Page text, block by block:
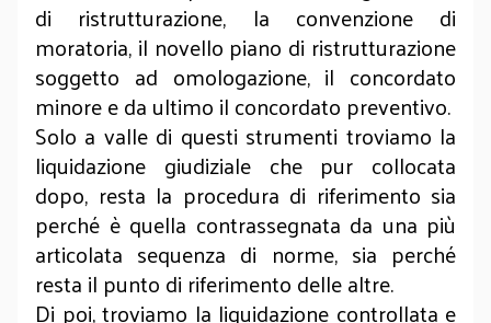
di ristrutturazione, la convenzione di
moratoria, il novello piano di ristrutturazione
soggetto ad omologazione, il concordato
minore e da ultimo il concordato preventivo.
Solo a valle di questi strumenti troviamo la
liquidazione giudiziale che pur collocata
dopo, resta la procedura di riferimento sia
perché è quella contrassegnata da una più
articolata sequenza di norme, sia perché
resta il punto di riferimento delle altre.
Di poi, troviamo la liquidazione controllata e